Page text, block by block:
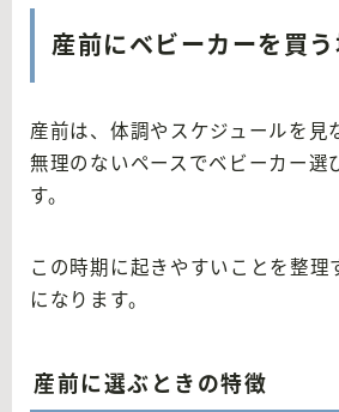
産前にベビーカーを買う
産前は、体調やスケジュールを見
無理のないペースでベビーカー選
す。
この時期に起きやすいことを整理
になります。
産前に選ぶときの特徴